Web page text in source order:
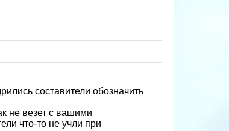
составители обозначить
не везет с вашими
что-то не учли при